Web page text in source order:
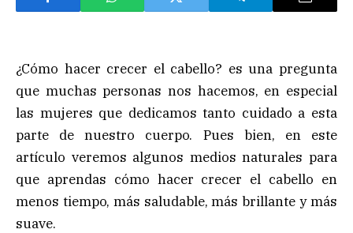
¿Cómo hacer crecer el cabello? es una pregunta
que muchas personas nos hacemos, en especial
las mujeres que dedicamos tanto cuidado a esta
parte de nuestro cuerpo. Pues bien, en este
artículo veremos algunos medios naturales para
que aprendas cómo hacer crecer el cabello en
menos tiempo, más saludable, más brillante y más
suave.